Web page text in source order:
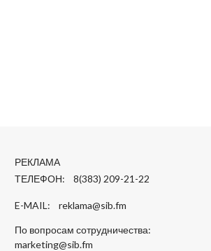
РЕКЛАМА
ТЕЛЕФОН: 8(383) 209-21-22
E-MAIL: reklama@sib.fm
По вопросам сотрудничества:
marketing@sib.fm